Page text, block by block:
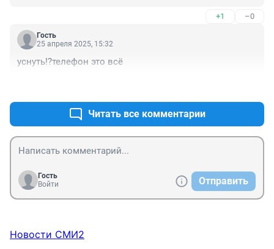
+1 –0
Гость
25 апреля 2025, 15:32
уснуть!?телефон это всё
Читать все комментарии
Гость
Войти
Отправить
Новости СМИ2